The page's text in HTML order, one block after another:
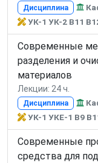
Дисциплина
УК-1 УК-2 В11
Современные
разделения и
материалов
Лекции: 24 ч.
Дисциплина
УК-1 УКЕ-1 В9
Современные
средства для